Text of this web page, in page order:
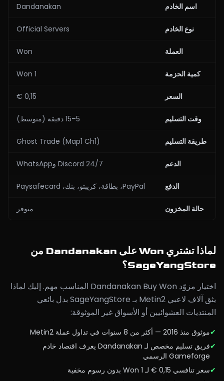
اسم الخادم Dandanakan
نوع الخادم Official Servers
العملة Won
كمية الحزمة 1 Won
السعر 0,15 €
وقت التسليم 5–15 دقيقة (متوسط)
طريقة التسليم Ghost Trade (Map1 Ch1)
الدعم 24/7 Discord وWhatsApp
الدفع PayPal، بطاقة، كريبتو، بنك، Paysafecard
حالة المخزون متوفر
لماذا تشتري Won على Dandanakan من
SageYangStore؟
اختيار مزوّد Dandanakan Buy Won المناسب مهم. إليك لماذا
يثق آلاف لاعبي Metin2 بـ SageYangStore بدل بائعي
المنتديات العشوائيين أو الأسواق غير الموثوقة:
✔موثوق منذ 2016 — أكثر من 8 سنوات في تداول عملة Metin2
✔
فريق تسليم مخصص لـ Dandanakan يعرف اقتصاد خادم
Gameforge الرسمي
✔سعر تنافسي 0,15 € لـ 1 Won بدون رسوم مخفية